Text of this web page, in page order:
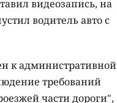
видеозапись, на
водитель авто с
к административной
требований
части дороги",